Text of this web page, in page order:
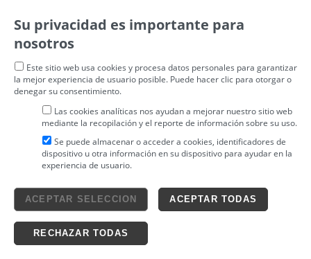
powered by4tickets S.L.
Ticketing solutions
Aviso legal
Condiciones generales
Su privacidad es importante para
nosotros
Este sitio web usa cookies y procesa datos personales para garantizar
la mejor experiencia de usuario posible. Puede hacer clic para otorgar o
denegar su consentimiento.
Las cookies analíticas nos ayudan a mejorar nuestro sitio web
mediante la recopilación y el reporte de información sobre su uso.
Se puede almacenar o acceder a cookies, identificadores de
dispositivo u otra información en su dispositivo para ayudar en la
experiencia de usuario.
ACEPTAR TODAS
ACEPTAR SELECCION
RECHAZAR TODAS